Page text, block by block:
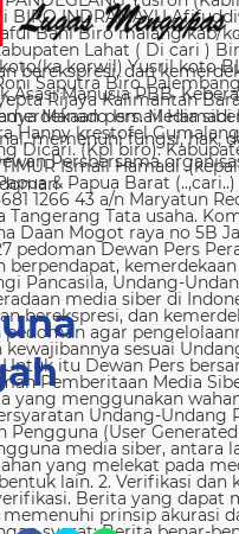
berekspresi, dan
Manusia PBB.
pers. Media
memenuhi fungsi, hak,
Persbersama